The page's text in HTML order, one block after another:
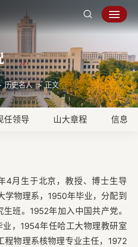
历史名人 正文
任领导 山大章程 信息
4月生于北京，教授、博士生导
学物理系，1950年毕业，分配到
班。1952年加入中国共产党。
，1954年任哈工大物理教研室
程物理系核物理专业主任，1972